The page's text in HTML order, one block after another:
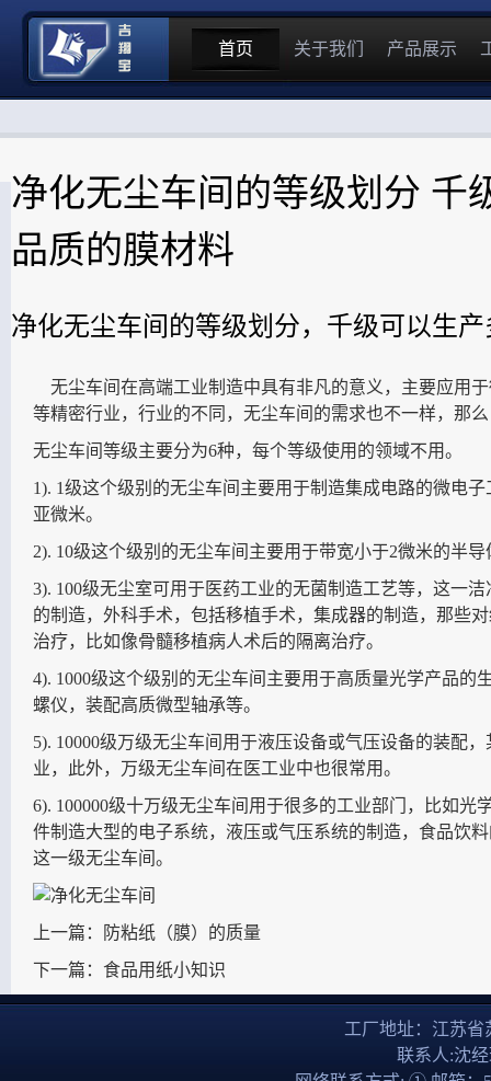
首页 关于我们 产品展示
净化无尘车间的等级划分 千
品质的膜材料
净化无尘车间的等级划分，千级可以生
无尘车间在高端工业制造中具有非凡的意义，主要应用
等精密行业，行业的不同，无尘车间的需求也不一样，那
无尘车间等级主要分为6种，每个等级使用的领域不用。
1). 1级这个级别的无尘车间主要用于制造集成电路的微电
亚微米。
2). 10级这个级别的无尘车间主要用于带宽小于2微米的半导
3). 100级无尘室可用于医药工业的无菌制造工艺等，这一
的制造，外科手术，包括移植手术，集成器的制造，那些
治疗，比如像骨髓移植病人术后的隔离治疗。
4). 1000级这个级别的无尘车间主要用于高质量光学产品的
螺仪，装配高质微型轴承等。
5). 10000级万级无尘车间用于液压设备或气压设备的装配
业，此外，万级无尘车间在医工业中也很常用。
6). 100000级十万级无尘车间用于很多的工业部门，比如光
件制造大型的电子系统，液压或气压系统的制造，食品饮
这一级无尘车间。
上一篇：
防粘纸（膜）的质量
下一篇： 食品用纸小知识
工厂地址：江苏省
联系人:沈经